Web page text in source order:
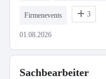
Firmenevents 3
01.08.2026
Sachbearbeiter